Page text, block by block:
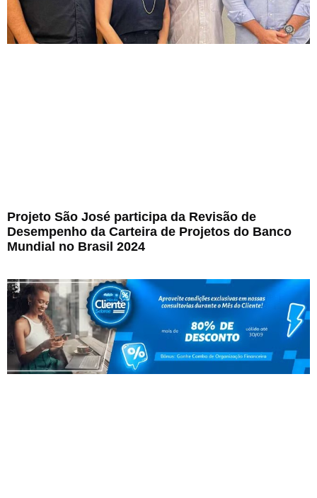
Projeto São José participa da Revisão de
Desempenho da Carteira de Projetos do Banco
Mundial no Brasil 2024